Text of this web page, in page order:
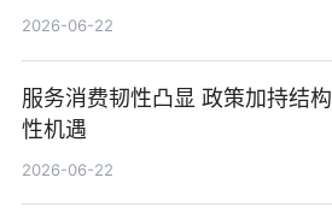
2026-06-22
服务消费韧性凸显 政策加持结构
性机遇
2026-06-22